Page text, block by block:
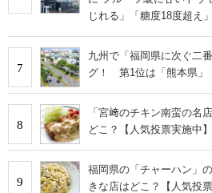
じれる」「糖度18度超え
7
九州で「福岡県に次ぐ二
グ！ 第1位は「熊本県」
8
「宮﨑のチキン南蛮の
どこ？【人気投票実施中】
9
福岡県の「チャーハン」
きな店はどこ？【人気投票